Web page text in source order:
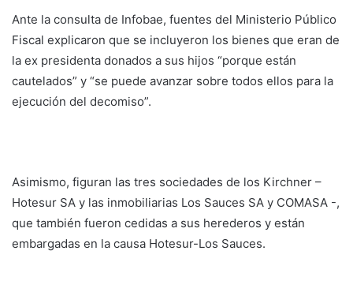
Ante la consulta de Infobae, fuentes del Ministerio Público
Fiscal explicaron que se incluyeron los bienes que eran de
la ex presidenta donados a sus hijos “porque están
cautelados” y “se puede avanzar sobre todos ellos para la
ejecución del decomiso”.
Asimismo, figuran las tres sociedades de los Kirchner –
Hotesur SA y las inmobiliarias Los Sauces SA y COMASA -,
que también fueron cedidas a sus herederos y están
embargadas en la causa Hotesur-Los Sauces.